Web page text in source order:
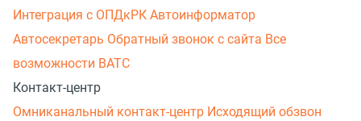
Интеграция с ОПДкРК Автоинформатор
Автосекретарь Обратный звонок с сайта Все
возможности ВАТС
Контакт-центр
Омниканальный контакт-центр Исходящий обзвон